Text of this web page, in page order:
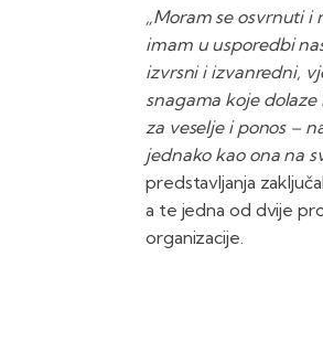
„Moram se osvrnuti i
imam u usporedbi
izvrsni i izvanredni,
snagama koje
za veselje i ponos –
jednako kao ona na
predstavljanja
a te jedna od dvije
organizacije.